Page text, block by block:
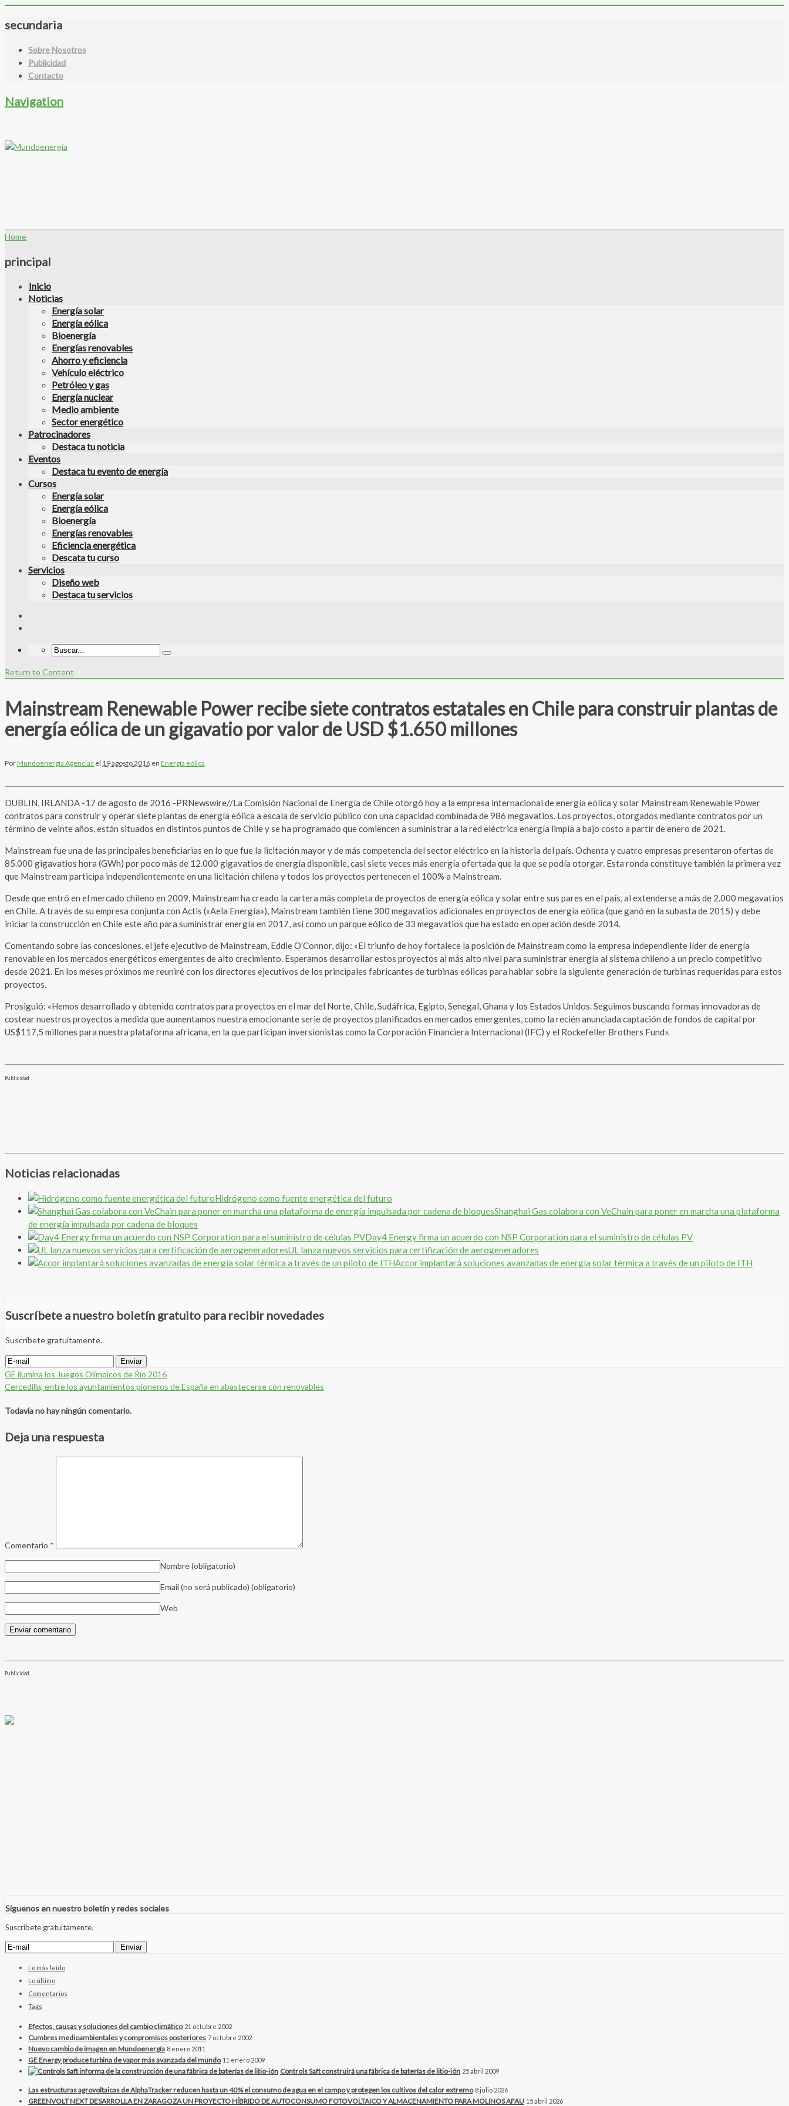
secundaria
Sobre Nosotros
Publicidad
Contacto
Navigation
Home
principal
Inicio
Noticias
Energía solar
Energía eólica
Bioenergía
Energías renovables
Ahorro y eficiencia
Vehículo eléctrico
Petróleo y gas
Energía nuclear
Medio ambiente
Sector energético
Patrocinadores
Destaca tu noticia
Eventos
Destaca tu evento de energía
Cursos
Energía solar
Energía eólica
Bioenergía
Energías renovables
Eficiencia energética
Descata tu curso
Servicios
Diseño web
Destaca tu servicios
Return to Content
Mainstream Renewable Power recibe siete contratos estatales en Chile para construir plantas de
energía eólica de un gigavatio por valor de USD $1.650 millones
PorMundoenergía Agencias el 19 agosto 2016 en Energía eólica
DUBLIN, IRLANDA -17 de agosto de 2016 -PRNewswire//La Comisión Nacional de Energía de Chile otorgó hoy a la empresa internacional de energía eólica y solar Mainstream Renewable Power
contratos para construir y operar siete plantas de energía eólica a escala de servicio público con una capacidad combinada de 986 megavatios. Los proyectos, otorgados mediante contratos por un
término de veinte años, están situados en distintos puntos de Chile y se ha programado que comiencen a suministrar a la red eléctrica energía limpia a bajo costo a partir de enero de 2021.
Mainstream fue una de las principales beneficiarias en lo que fue la licitación mayor y de más competencia del sector eléctrico en la historia del país. Ochenta y cuatro empresas presentaron ofertas de
85.000 gigavatios hora (GWh) por poco más de 12.000 gigavatios de energía disponible, casi siete veces más energía ofertada que la que se podía otorgar. Esta ronda constituye también la primera vez
que Mainstream participa independientemente en una licitación chilena y todos los proyectos pertenecen el 100% a Mainstream.
Desde que entró en el mercado chileno en 2009, Mainstream ha creado la cartera más completa de proyectos de energía eólica y solar entre sus pares en el país, al extenderse a más de 2.000 megavatios
en Chile. A través de su empresa conjunta con Actis («Aela Energía»), Mainstream también tiene 300 megavatios adicionales en proyectos de energía eólica (que ganó en la subasta de 2015) y debe
iniciar la construcción en Chile este año para suministrar energía en 2017, así como un parque eólico de 33 megavatios que ha estado en operación desde 2014.
Comentando sobre las concesiones, el jefe ejecutivo de Mainstream, Eddie O’Connor, dijo: «El triunfo de hoy fortalece la posición de Mainstream como la empresa independiente líder de energía
renovable en los mercados energéticos emergentes de alto crecimiento. Esperamos desarrollar estos proyectos al más alto nivel para suministrar energía al sistema chileno a un precio competitivo
desde 2021. En los meses próximos me reuniré con los directores ejecutivos de los principales fabricantes de turbinas eólicas para hablar sobre la siguiente generación de turbinas requeridas para estos
proyectos.
Prosiguió: «Hemos desarrollado y obtenido contratos para proyectos en el mar del Norte, Chile, Sudáfrica, Egipto, Senegal, Ghana y los Estados Unidos. Seguimos buscando formas innovadoras de
costear nuestros proyectos a medida que aumentamos nuestra emocionante serie de proyectos planificados en mercados emergentes, como la recién anunciada captación de fondos de capital por
US$117,5 millones para nuestra plataforma africana, en la que participan inversionistas como la Corporación Financiera Internacional (IFC) y el Rockefeller Brothers Fund».
Publicidad
Noticias relacionadas
Hidrógeno como fuente energética del futuro
Shanghai Gas colabora con VeChain para poner en marcha una plataforma
de energía impulsada por cadena de bloques
Day4 Energy firma un acuerdo con NSP Corporation para el suministro de células PV
UL lanza nuevos servicios para certificación de aerogeneradores
Accor implantará soluciones avanzadas de energía solar térmica a través de un piloto de ITH
Suscríbete a nuestro boletín gratuito para recibir novedades
Suscríbete gratuitamente.
GE ilumina los Juegos Olímpicos de Río 2016
Cercedilla, entre los ayuntamientos pioneros de España en abastecerse con renovables
Todavía no hay ningún comentario.
Deja una respuesta
Comentario *
Nombre(obligatorio)
Email (no será publicado) (obligatorio)
Web
Publicidad
Síguenos en nuestro boletín y redes sociales
Suscríbete gratuitamente.
Lo más leído
Lo último
Comentarios
Tags
Efectos, causas y soluciones del cambio climático 21 octubre 2002
Cumbres medioambientales y compromisos posteriores 7 octubre 2002
Nuevo cambio de imagen en Mundoenergía 8 enero 2011
GE Energy produce turbina de vapor más avanzada del mundo 11 enero 2009
Controls Saft construirá una fábrica de baterías de litio-ión 25 abril 2009
Las estructuras agrovoltaicas de AlphaTracker reducen hasta un 40% el consumo de agua en el campo y protegen los cultivos del calor extremo 8 julio 2026
GREENVOLT NEXT DESARROLLA EN ZARAGOZA UN PROYECTO HÍBRIDO DE AUTOCONSUMO FOTOVOLTAICO Y ALMACENAMIENTO PARA MOLINOS AFAU 15 abril 2026